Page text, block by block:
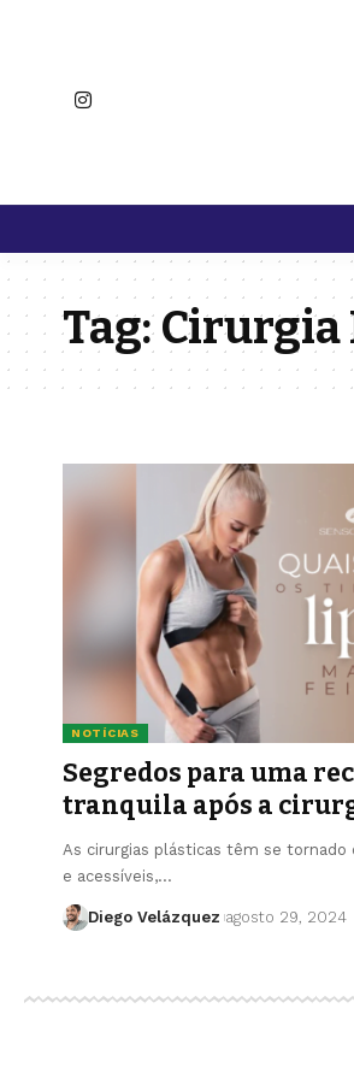
Tag:Cirurgia
NOTÍCIAS
Segredos para uma
tranquila após a
As cirurgias plásticas têm se tornado
e acessíveis,…
Diego Velázquez agosto 29, 2024